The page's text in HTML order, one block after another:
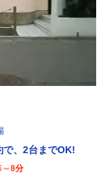
、2台までOK!
～8分